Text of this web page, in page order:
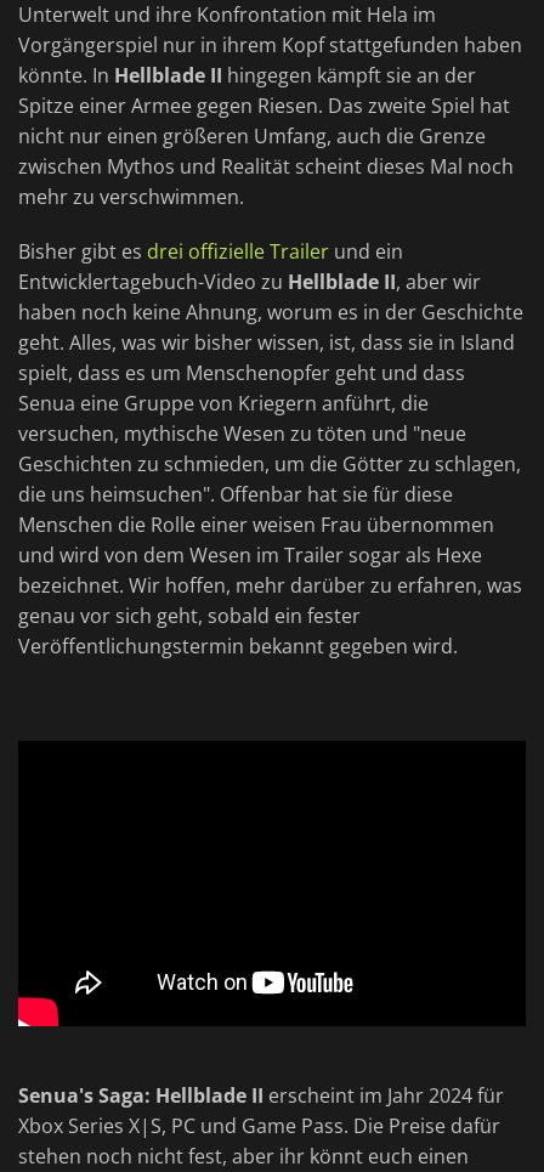
Unterwelt und ihre Konfrontation mit Hela im
Vorgängerspiel nur in ihrem Kopf stattgefunden haben
könnte. In Hellblade II hingegen kämpft sie an der
Spitze einer Armee gegen Riesen. Das zweite Spiel hat
nicht nur einen größeren Umfang, auch die Grenze
zwischen Mythos und Realität scheint dieses Mal noch
mehr zu verschwimmen.
Bisher gibt es drei offizielle Trailer und ein
Entwicklertagebuch-Video zu Hellblade II, aber wir
haben noch keine Ahnung, worum es in der Geschichte
geht. Alles, was wir bisher wissen, ist, dass sie in Island
spielt, dass es um Menschenopfer geht und dass
Senua eine Gruppe von Kriegern anführt, die
versuchen, mythische Wesen zu töten und "neue
Geschichten zu schmieden, um die Götter zu schlagen,
die uns heimsuchen". Offenbar hat sie für diese
Menschen die Rolle einer weisen Frau übernommen
und wird von dem Wesen im Trailer sogar als Hexe
bezeichnet. Wir hoffen, mehr darüber zu erfahren, was
genau vor sich geht, sobald ein fester
Veröffentlichungstermin bekannt gegeben wird.
Senua's Saga: Hellblade II erscheint im Jahr 2024 für
Xbox Series X|S, PC und Game Pass. Die Preise dafür
stehen noch nicht fest, aber ihr könnt euch einen